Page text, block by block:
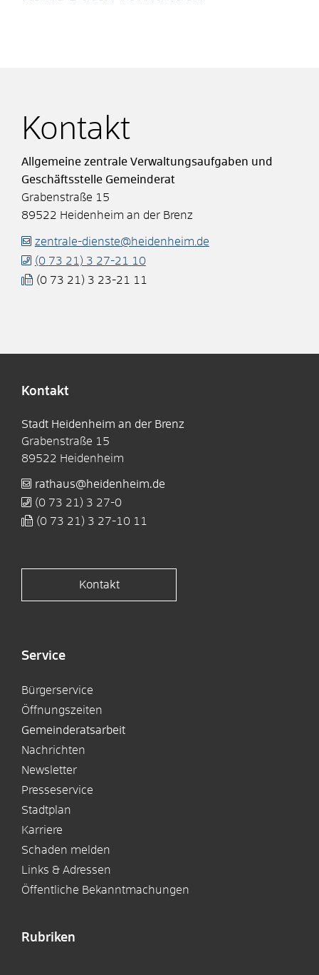
Kontakt
Allgemeine zentrale Verwaltungsaufgaben und
Geschäftsstelle Gemeinderat
Grabenstraße 15
89522 Heidenheim an der Brenz
zentrale-dienste@heidenheim.de
(0 73 21) 3 27-21
10
(0 73 21) 3 23-21 11
Kontakt
Stadt Heidenheim an der Brenz
Grabenstraße 15
89522 Heidenheim
rathaus@heidenheim.de
(0 73 21) 3 27-0
(0 73 21) 3 27-10 11
Kontakt
Service
Bürgerservice
Öffnungszeiten
Gemeinderatsarbeit
Nachrichten
Newsletter
Presseservice
Stadtplan
Karriere
Schaden melden
Links & Adressen
Öffentliche Bekanntmachungen
Rubriken